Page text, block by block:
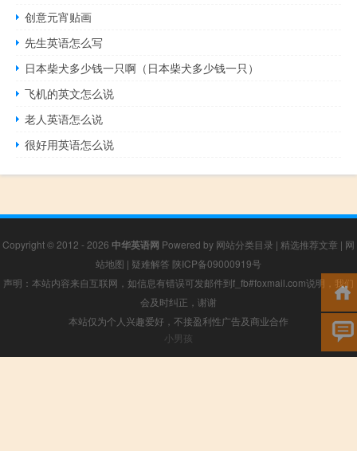
创意元宵贴画
先生英语怎么写
日本柴犬多少钱一只啊（日本柴犬多少钱一只）
飞机的英文怎么说
老人英语怎么说
很好用英语怎么说
Copyright © 2012 - 2026 中华英语网 Powered by 网站分类目录 | 精选推荐文章 | 网
站地图 | 疑难解答 陕ICP备09000919号
声明：本站内容来自互联网，如信息有错误可发邮件到f_fb#foxmail.com说明，我们
会及时纠正，谢谢
本站仅为个人兴趣爱好，不接盈利性广告及商业合作
小男孩